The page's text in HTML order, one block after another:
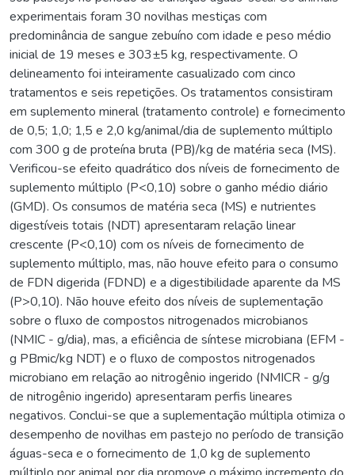
experimentais foram 30 novilhas mestiças com
predominância de sangue zebuíno com idade e peso médio
inicial de 19 meses e 303±5 kg, respectivamente. O
delineamento foi inteiramente casualizado com cinco
tratamentos e seis repetições. Os tratamentos consistiram
em suplemento mineral (tratamento controle) e fornecimento
de 0,5; 1,0; 1,5 e 2,0 kg/animal/dia de suplemento múltiplo
com 300 g de proteína bruta (PB)/kg de matéria seca (MS).
Verificou-se efeito quadrático dos níveis de fornecimento de
suplemento múltiplo (P<0,10) sobre o ganho médio diário
(GMD). Os consumos de matéria seca (MS) e nutrientes
digestíveis totais (NDT) apresentaram relação linear
crescente (P<0,10) com os níveis de fornecimento de
suplemento múltiplo, mas, não houve efeito para o consumo
de FDN digerida (FDND) e a digestibilidade aparente da MS
(P>0,10). Não houve efeito dos níveis de suplementação
sobre o fluxo de compostos nitrogenados microbianos
(NMIC - g/dia), mas, a eficiência de síntese microbiana (EFM -
g PBmic/kg NDT) e o fluxo de compostos nitrogenados
microbiano em relação ao nitrogênio ingerido (NMICR - g/g
de nitrogênio ingerido) apresentaram perfis lineares
negativos. Conclui-se que a suplementação múltipla otimiza o
desempenho de novilhas em pastejo no período de transição
águas-seca e o fornecimento de 1,0 kg de suplemento